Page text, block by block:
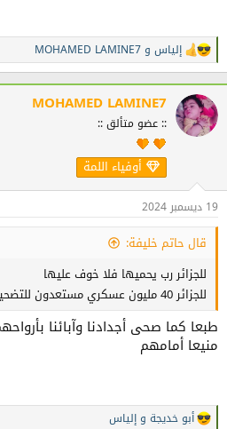
ا
ل
ت
ف
ا
ع
إلياس و MOHAMED LAMINE7
MOHAMED LAMINE7
:: عضو متألق ::
أوفياء اللمة
19 ديسمبر 2024
قال حاتم خليفة:
للجزائر رب يحميها فلا خوف عليها
للجزائر 40 مليون عسكري مستعدون للتضحية من أجلها
طبعا كما صحى أجدادنا وآبائنا
منيعا أمامهم
ا أبو خديجة و إلياس